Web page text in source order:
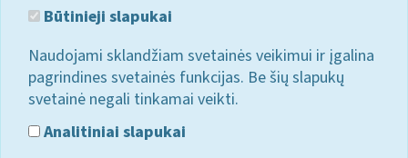
Būtinieji slapukai
Naudojami sklandžiam svetainės veikimui ir įgalina
pagrindines svetainės funkcijas. Be šių slapukų
svetainė negali tinkamai veikti.
Analitiniai slapukai